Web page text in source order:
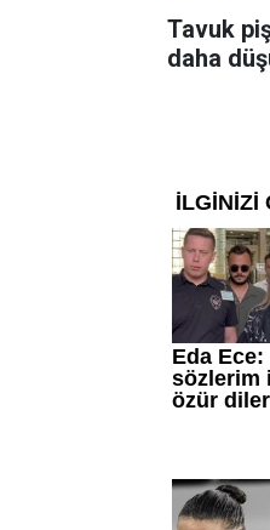
Tavuk
daha